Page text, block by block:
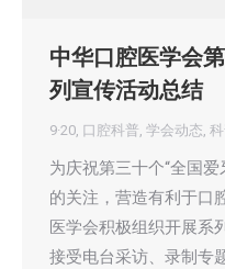
中华口腔医学会
列宣传活动总结
9·20, 口腔科普, 学会动态,
为庆祝第三十个“全国
的关注，营造有利于口
医学会积极组织开展系
接受电台采访、录制专